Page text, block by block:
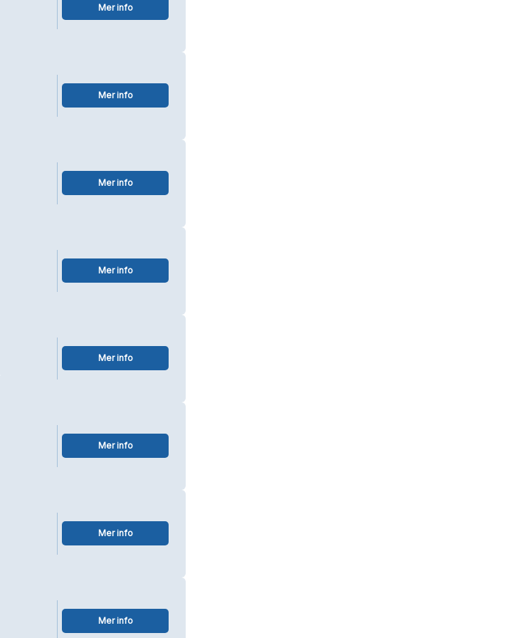
Mer info
Mer info
Mer info
Mer info
Mer info
Mer info
Mer info
Mer info